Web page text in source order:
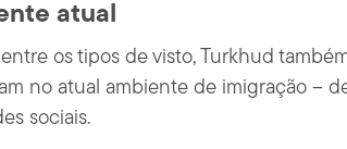
atual
os tipos de visto, Turkhud
no atual ambiente de imigração –
sociais.